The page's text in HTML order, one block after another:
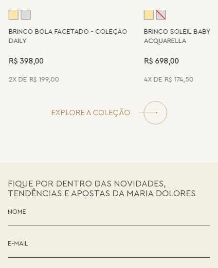
BRINCO BOLA FACETADO - COLEÇÃO
DAILY
R$ 398,00
2 R$ 199,00
BRINCO SOLEIL BABY -
ACQUARELLA
R$ 698,00
4 R$ 174,50
EXPLORE A COLEÇÃO
FIQUE POR DENTRO DAS NOVIDADES,
TENDÊNCIAS E APOSTAS DA MARIA DOLORES